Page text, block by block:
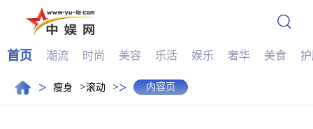
首页 潮流 时尚 美容 乐活 娱乐 奢华 美食
> 瘦身 >滚动 >> 内容页